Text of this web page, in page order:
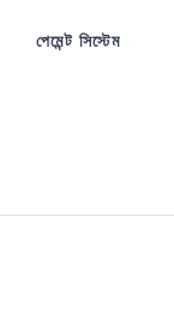
পেমেন্ট সিস্টেম